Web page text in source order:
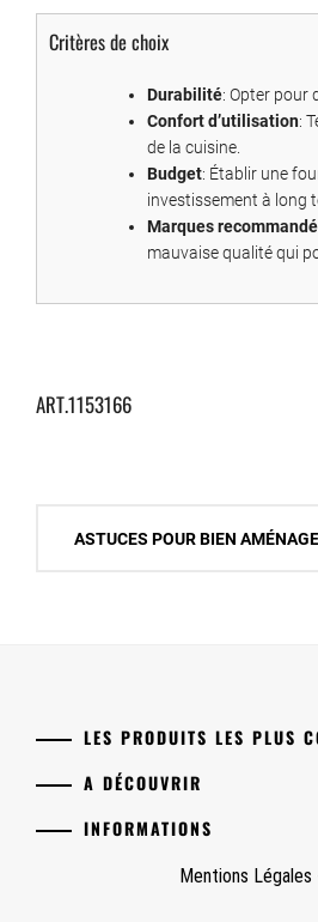
Critères de choix
Durabilité: Opter pour
Confort d’utilisation:
de la cuisine.
Budget: Établir une
investissement à long
Marques
mauvaise qualité qui
ART.1153166
ASTUCES POUR BIEN
LES PRODUITS LES PLUS
A DÉCOUVRIR
INFORMATIONS
Mentions Légales